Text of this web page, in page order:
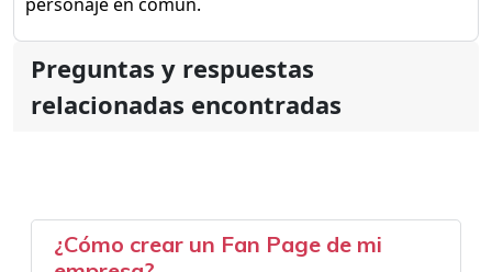
Preguntas y respuestas
relacionadas encontradas
¿Cómo crear un Fan Page de mi